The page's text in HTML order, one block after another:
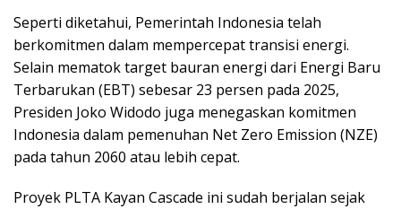
Seperti diketahui, Pemerintah Indonesia telah
berkomitmen dalam mempercepat transisi energi.
Selain mematok target bauran energi dari Energi Baru
Terbarukan (EBT) sebesar 23 persen pada 2025,
Presiden Joko Widodo juga menegaskan komitmen
Indonesia dalam pemenuhan Net Zero Emission (NZE)
pada tahun 2060 atau lebih cepat.
Proyek PLTA Kayan Cascade ini sudah berjalan sejak